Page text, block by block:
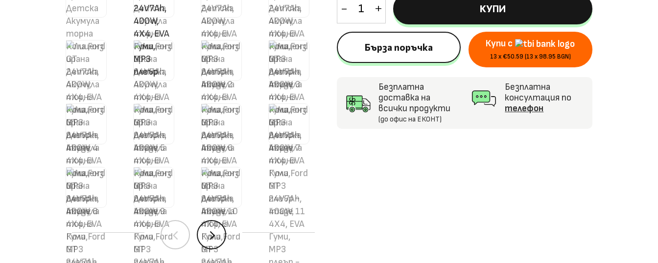
4 5
за
Лицензирана
Детска
Акумулаторна
Кола
GT
24V7Ah,
КУПИ
Бърза поръчка Купи с
13 x €50.59 (13 x 98.95 BGN)
Безплатна
доставка на
всички продукти
(до офис на ЕКОНТ)
Безплатна
консултация по
телефон